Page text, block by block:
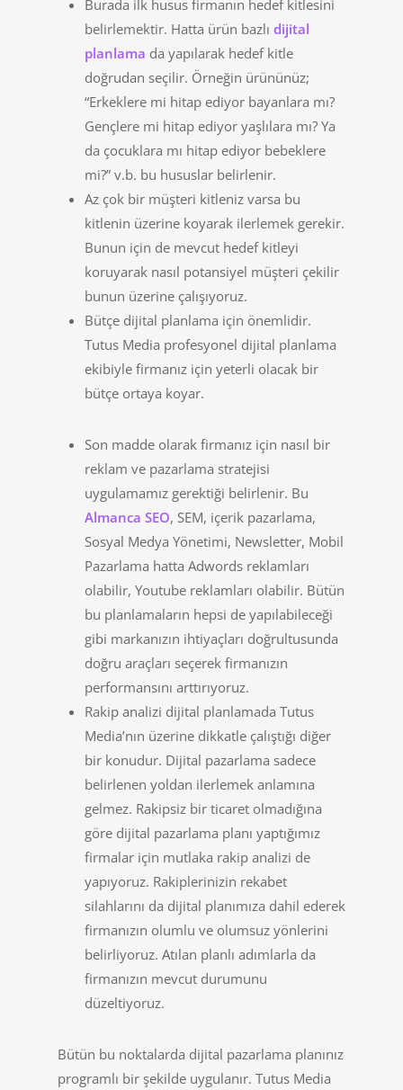
Burada ilk husus firmanın hedef kitlesini
belirlemektir. Hatta ürün bazlı dijital
planlama da yapılarak hedef kitle
doğrudan seçilir. Örneğin ürününüz;
“Erkeklere mi hitap ediyor bayanlara mı?
Gençlere mi hitap ediyor yaşlılara mı? Ya
da çocuklara mı hitap ediyor bebeklere
mi?” v.b. bu hususlar belirlenir.
Az çok bir müşteri kitleniz varsa bu
kitlenin üzerine koyarak ilerlemek gerekir.
Bunun için de mevcut hedef kitleyi
koruyarak nasıl potansiyel müşteri çekilir
bunun üzerine çalışıyoruz.
Bütçe dijital planlama için önemlidir.
Tutus Media profesyonel dijital planlama
ekibiyle firmanız için yeterli olacak bir
bütçe ortaya koyar.
Son madde olarak firmanız için nasıl bir
reklam ve pazarlama stratejisi
uygulamamız gerektiği belirlenir. Bu
Almanca SEO, SEM, içerik pazarlama,
Sosyal Medya Yönetimi, Newsletter, Mobil
Pazarlama hatta Adwords reklamları
olabilir, Youtube reklamları olabilir. Bütün
bu planlamaların hepsi de yapılabileceği
gibi markanızın ihtiyaçları doğrultusunda
doğru araçları seçerek firmanızın
performansını arttırıyoruz.
Rakip analizi dijital planlamada Tutus
Media’nın üzerine dikkatle çalıştığı diğer
bir konudur. Dijital pazarlama sadece
belirlenen yoldan ilerlemek anlamına
gelmez. Rakipsiz bir ticaret olmadığına
göre dijital pazarlama planı yaptığımız
firmalar için mutlaka rakip analizi de
yapıyoruz. Rakiplerinizin rekabet
silahlarını da dijital planımıza dahil ederek
firmanızın olumlu ve olumsuz yönlerini
belirliyoruz. Atılan planlı adımlarla da
firmanızın mevcut durumunu
düzeltiyoruz.
Bütün bu noktalarda dijital pazarlama planınız
programlı bir şekilde uygulanır. Tutus Media